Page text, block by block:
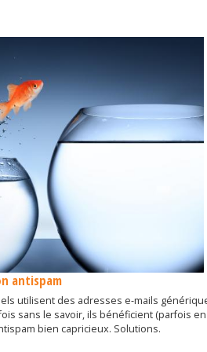
antispam
utilisent des adresses e-mails
sans le savoir, ils bénéficient (parfois
bien capricieux. Solutions.